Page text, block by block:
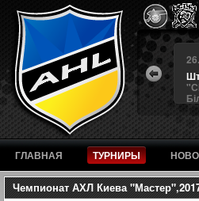
4
4
26.07.26 (ШАЛ)
3
БЕРКУТ
1
Альянс
ГЛАВНАЯ ТУРНИРЫ
Чемпионат АХЛ Киева